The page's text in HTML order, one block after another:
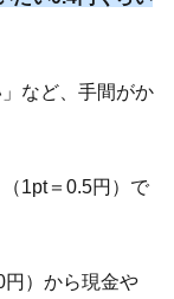
など、手間がか
1pt＝0.5円）で
円）から現金や